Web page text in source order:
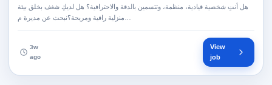
هل أنتِ شخصية قيادية، منظمة، وتتسمين بالدقة والاحترافية؟ هل لديكِ شغف بخلق بيئة
3w
ago
View
job